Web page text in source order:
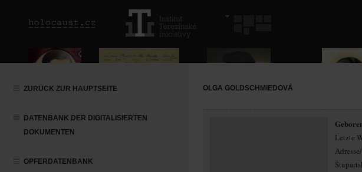
ZURÜCK ZUR HAUPTSEITE
DATENBANK DER DIGITALISIERTEN
DOKUMENTEN
OPFERDATENBANK
OLGA GOLDSCHMIEDOVÁ
Letzte